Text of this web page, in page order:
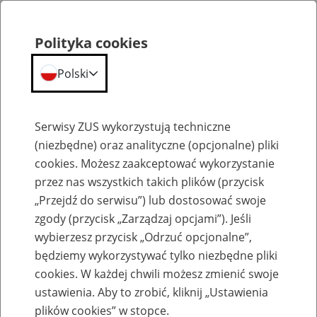
Emerytury
Baza zlikwidowanych lub
przekształconych zakładów pracy
Polityka cookies
Polski
Serwisy ZUS wykorzystują techniczne
(niezbędne) oraz analityczne (opcjonalne) pliki
cookies. Możesz zaakceptować wykorzystanie
przez nas wszystkich takich plików (przycisk
„Przejdź do serwisu”) lub dostosować swoje
zgody (przycisk „Zarządzaj opcjami”). Jeśli
wybierzesz przycisk „Odrzuć opcjonalne”,
będziemy wykorzystywać tylko niezbędne pliki
cookies. W każdej chwili możesz zmienić swoje
ustawienia. Aby to zrobić, kliknij „Ustawienia
plików cookies” w stopce.